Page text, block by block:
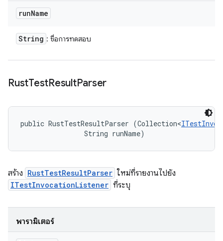
runName
String : ชื่อการทดสอบ
RustTestResultParser
public RustTestResultParser (Collection<
                String runName)
สร้าง RustTestResultParser ใหม่ที่รายงานไปยัง
ITestInvocationListener ที่ระบุ
พารามิเตอร์